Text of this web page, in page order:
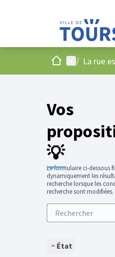
AccueilMenu
/ La rue
Vos
💡
Le formulaire ci-dessous
dynamiquement les
recherche lorsque les
recherche sont modifiées.
État